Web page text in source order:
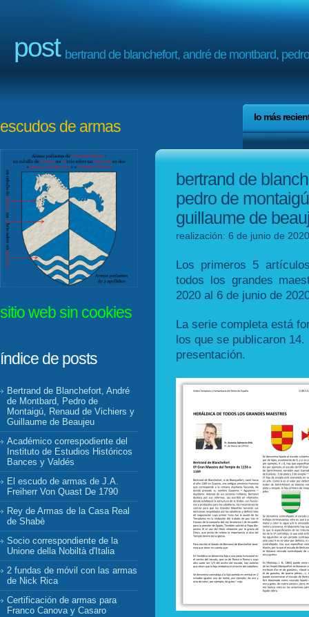
post bertrand de blanchefort, andré de montbard,
lo más
escudos de armas
sitio web sin cookies
índice de posts
Bertrand de Blanchefort, André
de Montbard, Pedro de
Montaigú, Renaud de Vichiers y
Guillaume de Beaujeu
Académico correspodiente del
Instituto de Estudios Históricos
Bances y Valdés
El escudo de armas de J.A.
Freiherr Von Quast De 1790
Rey de Armas de la Casa Real
de Shabè
Socio correspondiente de la
Unione della Nobiltà d'Italia
2 fundas de móvil con las armas
de Nick Rica
Certificación de armas para
Franco Canova y Casaro
bertrand de
pedro de
guillaume de
realización: 6 de junio de
Los primeros 5
todos los grandes
2020 al 6 de junio de
La serie completa está
los que se publicaron
presentación.